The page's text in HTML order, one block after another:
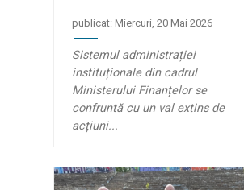
publicat: Miercuri, 20 Mai 2026
Sistemul administrației
instituționale din cadrul
Ministerului Finanțelor se
confruntă cu un val extins de
acțiuni...